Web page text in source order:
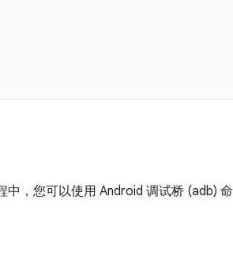
，您可以使用 Android 调试桥 (adb) 命